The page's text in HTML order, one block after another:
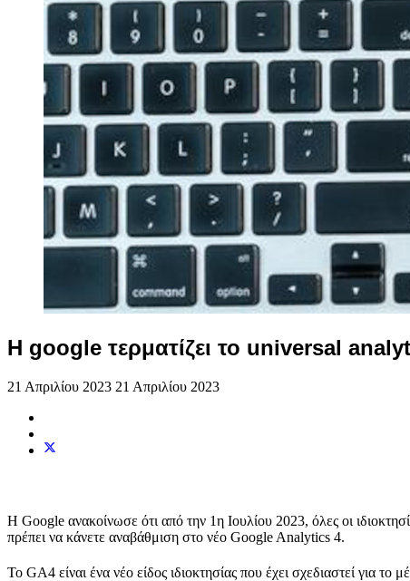
Η google τερματίζει το universal
21 Απριλίου 2023 21 Απριλίου 2023
Η Google ανακοίνωσε ότι από την 1η Ιουλίου 2023, όλες οι
πρέπει να κάνετε αναβάθμιση στο νέο Google Analytics 4.
Το GA4 είναι ένα νέο είδος ιδιοκτησίας που έχει σχεδιαστεί για το